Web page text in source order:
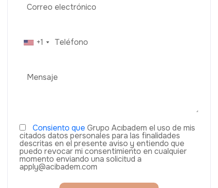
+1
Consiento que Grupo Acıbadem el uso de mis
citados datos personales para las finalidades
descritas en el presente aviso y entiendo que
puedo revocar mi consentimiento en cualquier
momento enviando una solicitud a
apply@acibadem.com